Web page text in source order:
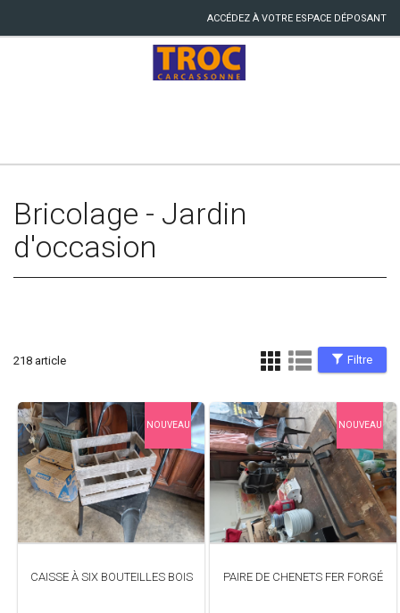
ACCÉDEZ À VOTRE ESPACE DÉPOSANT
Bricolage - Jardin
d'occasion
Filtre
218 article
NOUVEAU
CAISSE À SIX BOUTEILLES BOIS
NOUVEAU
PAIRE DE CHENETS FER FORGÉ